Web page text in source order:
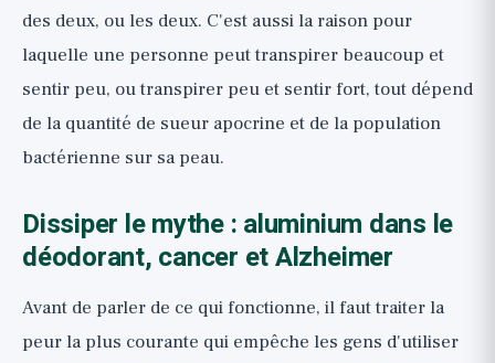
des deux, ou les deux. C'est aussi la raison pour
laquelle une personne peut transpirer beaucoup et
sentir peu, ou transpirer peu et sentir fort, tout dépend
de la quantité de sueur apocrine et de la population
bactérienne sur sa peau.
Dissiper le mythe : aluminium dans le
déodorant, cancer et Alzheimer
Avant de parler de ce qui fonctionne, il faut traiter la
peur la plus courante qui empêche les gens d'utiliser